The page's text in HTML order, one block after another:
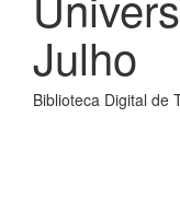
Julho
Biblioteca Digital de